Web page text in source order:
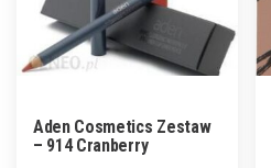
Aden Cosmetics Zestaw
– 914 Cranberry